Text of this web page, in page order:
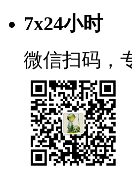
7x24小时
微信扫码，